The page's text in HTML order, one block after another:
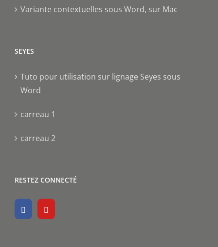
Variante contextuelles sous Word, sur Mac
SEYES
Tuto pour utilisation sur lignage Seyes sous
Word
carreau 1
carreau 2
RESTEZ CONNECTÉ